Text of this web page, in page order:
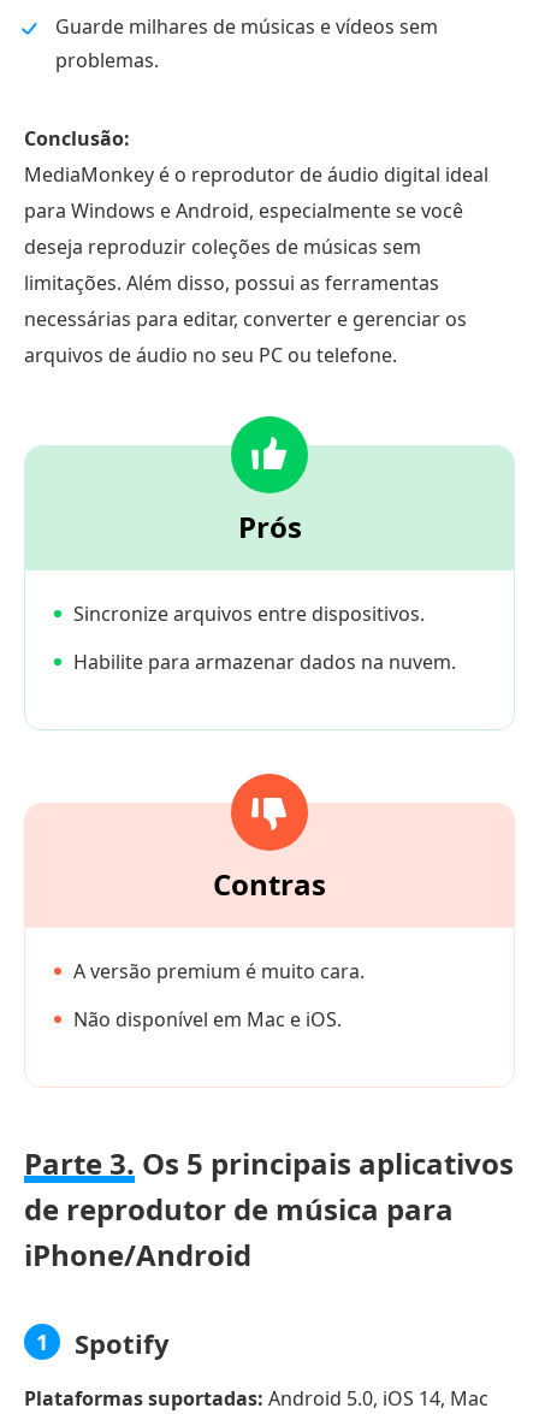
Guarde milhares de músicas e vídeos sem
problemas.
Conclusão:
MediaMonkey é o reprodutor de áudio digital ideal
para Windows e Android, especialmente se você
deseja reproduzir coleções de músicas sem
limitações. Além disso, possui as ferramentas
necessárias para editar, converter e gerenciar os
arquivos de áudio no seu PC ou telefone.
Prós
Sincronize arquivos entre dispositivos.
Habilite para armazenar dados na nuvem.
Contras
A versão premium é muito cara.
Não disponível em Mac e iOS.
Parte 3. Os 5 principais aplicativos
de reprodutor de música para
iPhone/Android
1 Spotify
Plataformas suportadas: Android 5.0, iOS 14, Mac